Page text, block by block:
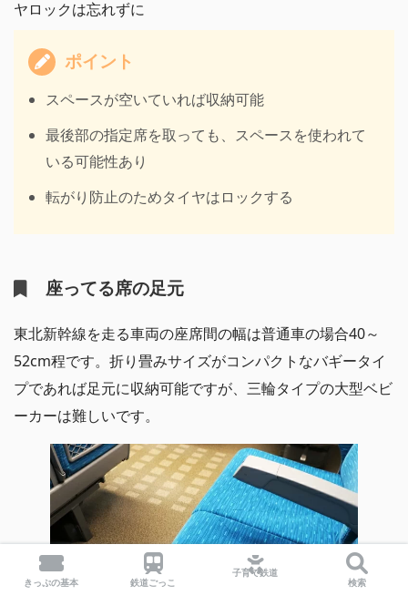
ヤロックは忘れずに
ポイント
スペースが空いていれば収納可能
最後部の指定席を取っても、スペースを使われて
いる可能性あり
転がり防止のためタイヤはロックする
座ってる席の足元
東北新幹線を走る車両の座席間の幅は普通車の場合40～
52cm程です。折り畳みサイズがコンパクトなバギータイ
プであれば足元に収納可能ですが、三輪タイプの大型ベビ
ーカーは難しいです。
きっぷの基本 鉄道ごっこ
子育て鉄道
検索